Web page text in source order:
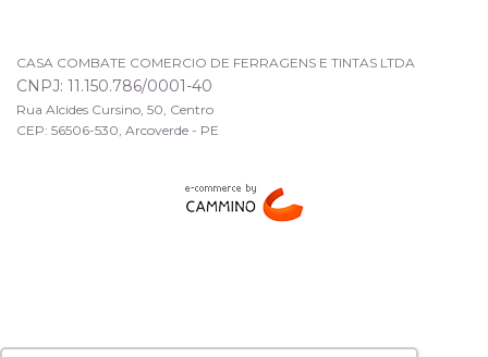
CASA COMBATE COMERCIO DE FERRAGENS E TINTAS LTDA
CNPJ: 11.150.786/0001-40
Rua Alcides Cursino, 50, Centro
CEP: 56506-530, Arcoverde - PE